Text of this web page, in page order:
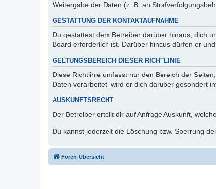
Weitergabe der Daten (z. B. an
GESTATTUNG DER KONTAKTAUFNAHME
Du gestattest dem Betreiber darüber hinaus, dich
Board erforderlich ist. Darüber hinaus dürfen er
GELTUNGSBEREICH DIESER RICHTLINIE
Diese Richtlinie umfasst nur den Bereich der
Daten verarbeitet, wird er dich darüber gesondert
AUSKUNFTSRECHT
Der Betreiber erteilt dir auf Anfrage Auskunft,
Du kannst jederzeit die Löschung bzw. Sperrung
Foren-Übersicht